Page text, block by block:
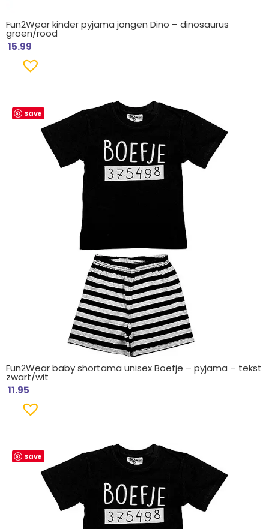
Fun2Wear kinder pyjama jongen Dino – dinosaurus
groen/rood
15.99
Save
Fun2Wear baby shortama unisex Boefje – pyjama – tekst
zwart/wit
11.95
Save